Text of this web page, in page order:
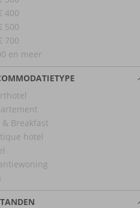
400
500
700
en meer
& Breakfast
hotel